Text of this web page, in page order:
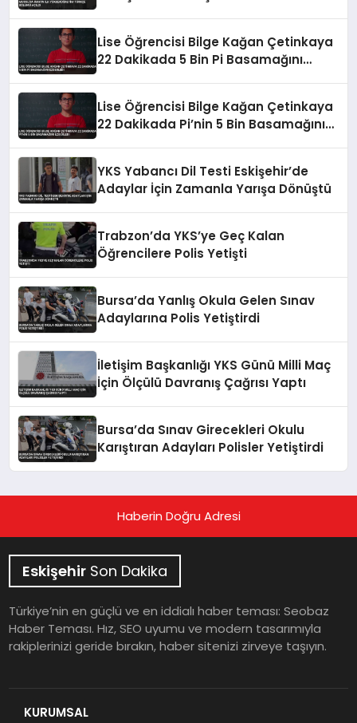
Lise Öğrencisi Bilge Kağan Çetinkaya
22 Dakikada 5 Bin Pi Basamağını
Lise Öğrencisi Bilge Kağan Çetinkaya
22 Dakikada Pi’nin 5 Bin Basamağını
YKS Yabancı Dil Testi Eskişehir’de
Adaylar İçin Zamanla Yarışa Dönüştü
Trabzon’da YKS’ye Geç Kalan
Öğrencilere Polis Yetişti
Bursa’da Yanlış Okula Gelen Sınav
Adaylarına Polis Yetiştirdi
İletişim Başkanlığı YKS Günü Milli Maç
İçin Ölçülü Davranış Çağrısı Yaptı
Bursa’da Sınav Girecekleri Okulu
Karıştıran Adayları Polisler Yetiştirdi
Haberin Doğru Adresi
Eskişehir Son Dakika
Türkiye’nin en güçlü ve en iddialı haber teması: Seobaz
Haber Teması. Hız, SEO uyumu ve modern tasarımıyla
rakiplerinizi geride bırakın, haber sitenizi zirveye taşıyın.
KURUMSAL